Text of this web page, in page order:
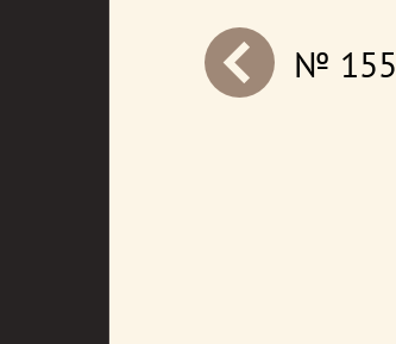
next№ 155